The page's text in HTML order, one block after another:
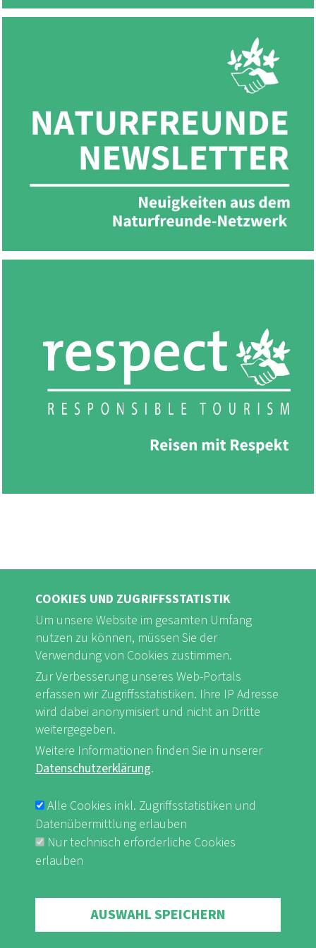
FB Youtube Instagram
Impressum & Datenschutz
COOKIES UND ZUGRIFFSSTATISTIK
Um unsere Website im gesamten Umfang
nutzen zu können, müssen Sie der
Verwendung von Cookies zustimmen.
Zur Verbesserung unseres Web-Portals
erfassen wir Zugriffsstatistiken. Ihre IP Adresse
wird dabei anonymisiert und nicht an Dritte
weitergegeben.
Weitere Informationen finden Sie in unserer
Datenschutzerklärung.
Alle Cookies inkl. Zugriffsstatistiken und
Datenübermittlung erlauben
Nur technisch erforderliche Cookies
erlauben
AUSWAHL SPEICHERN
Withdraw consent